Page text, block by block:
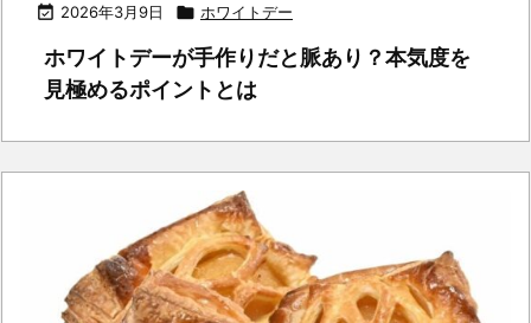
 2026年3月9日  ホワイトデー
ホワイトデーが手作りだと脈あり？本気度を
見極めるポイントとは